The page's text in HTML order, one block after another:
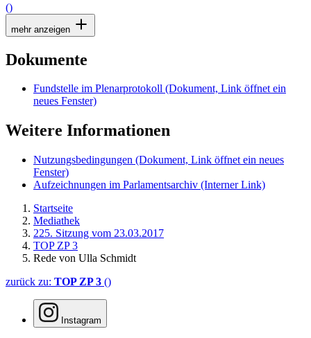
()
mehr anzeigen
Dokumente
Fundstelle im Plenarprotokoll (Dokument, Link öffnet ein
neues Fenster)
Weitere Informationen
Nutzungsbedingungen (Dokument, Link öffnet ein neues
Fenster)
Aufzeichnungen im Parlamentsarchiv (Interner Link)
Startseite
Mediathek
225. Sitzung vom 23.03.2017
TOP ZP 3
Rede von Ulla Schmidt
zurück zu: TOP ZP 3 ()
Instagram